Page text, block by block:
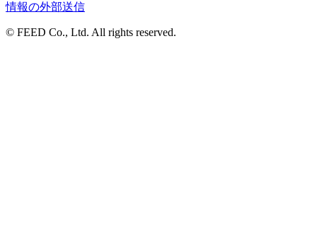
情報の外部送信
© FEED Co., Ltd. All rights reserved.